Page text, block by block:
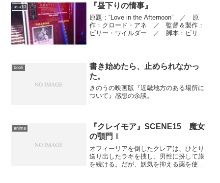
asa10 『昼下りの情事』
原題：“Love in the Afternoon” ／ 原
作：クロード・アネ ／ 監督＆製作：
ビリー・ワイルダー ／ 脚本：ビリ
ー・...
book
書き始めたら、止められなかっ
た。
きのうの映画版『近畿地方のある場所に
ついて』感想の余談。
anime
『クレイモア』SCENE15 魔女
の顎門Ｉ
オフィーリアを倒したクレアは、ひとり
送り出したラキを捜し、男性に扮して旅
を続ける。だが、妖気を抑える薬を使っ